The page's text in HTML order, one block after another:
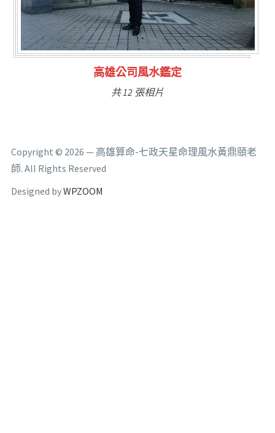
林氏福主量子生基造命
Copyright © 2026 — 高雄算命-七政天星命理風水黃鼎頤老
師. All Rights Reserved
Designed byWPZOOM